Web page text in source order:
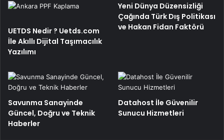
UETDS Nedir ? Uetds.com
İle Akıllı Dijital Taşımacılık
Yazılımı
Yeni Dünya Düzensizliği
Çağında Türk Dış Politikası
ve Hakan Fidan Faktörü
Savunma Sanayinde
Güncel, Doğru ve Teknik
Haberler
Datahost İle Güvenilir
Sunucu Hizmetleri